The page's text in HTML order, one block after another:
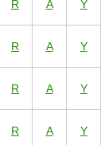
R A Y
R A Y
R A Y
R A Y